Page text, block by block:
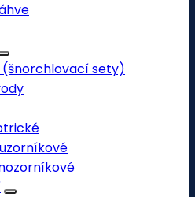
(šnorchlovací sety)